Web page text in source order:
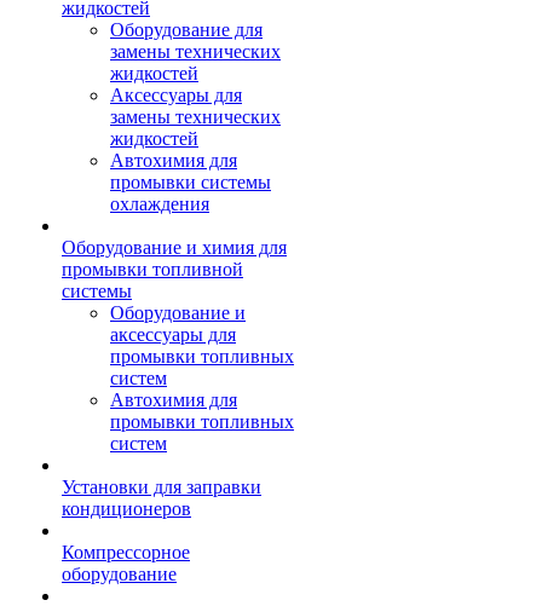
жидкостей
Оборудование для
замены технических
жидкостей
Аксессуары для
замены технических
жидкостей
Автохимия для
промывки системы
охлаждения
Оборудование и химия для
промывки топливной
системы
Оборудование и
аксессуары для
промывки топливных
систем
Автохимия для
промывки топливных
систем
Установки для заправки
кондиционеров
Компрессорное
оборудование